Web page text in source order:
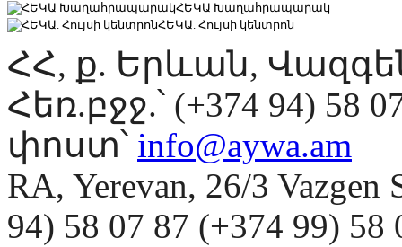
ՀԵԿԱ Խաղահրապարակ
ՀԵԿԱ. Հույսի կենտրոն
ՀՀ, ք. Երևան,
Հեռ.բջջ.՝ (+374 94) 58
փոստ՝ info@aywa.am
RA, Yerevan, 26/3
94) 58 07 87 (+374 99)